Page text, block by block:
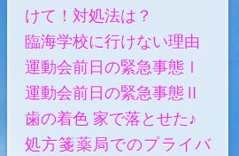
けて！対処法は？
臨海学校に行けない理由
運動会前日の緊急事態Ⅰ
運動会前日の緊急事態Ⅱ
歯の着色 家で落とせた♪
処方箋薬局でのプライバ